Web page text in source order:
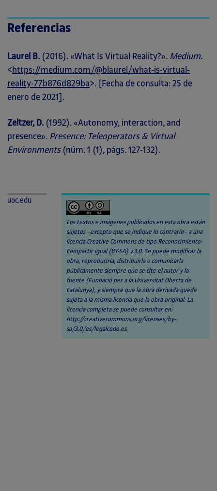
Referencias
Laurel B.(2016). «What Is Virtual Reality?». Medium.
< https://medium.com/@blaurel/what-is-virtual-
reality-77b876d829ba>. [Fecha de consulta: 25 de
enero de 2021].
Zeltzer, D.(1992). «Autonomy, interaction, and
presence». Presence: Teleoperators & Virtual
Environments(núm. 1 (1), págs. 127-132).
uoc.edu
Los textos e imágenes publicados en esta obra están
sujetos –excepto que se indique lo contrario– a una
licencia Creative Commons de tipo Reconocimiento-
Compartir igual (BY-SA) v.3.0. Se puede modificar la
obra, reproducirla, distribuirla o comunicarla
públicamente siempre que se cite el autor y la
fuente (Fundació per a la Universitat Oberta de
Catalunya), y siempre que la obra derivada quede
sujeta a la misma licencia que la obra original. La
licencia completa se puede consultar en:
http://creativecommons.org/licenses/by-
sa/3.0/es/legalcode.es